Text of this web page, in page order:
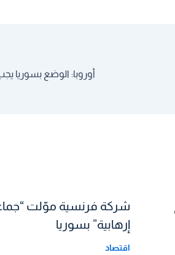
شركة فرنسية موّلت
إرهابية” بسوريا
اقتصاد